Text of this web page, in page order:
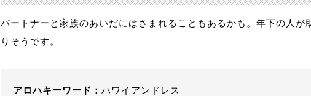
パートナーと家族のあいだにはさまれることもあるかも。年下の人が
りそうです。
アロハキーワード： ハワイアンドレス